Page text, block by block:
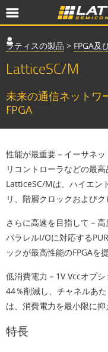
ラティスの製品 > FPGA及
LatticeSC/M
未来の通信ネットワ
FPGA
性能が最重要－イーサネ
リコントローラなどの最
LatticeSC/Mは、ハイエン
リ、階層クロックおよび
さらに高速を目指して－高
パラレルI/Oに対応する
ックが最高性能のFPGAを
低消費電力－1V Vccオプ
44％削減し、チャネルあ
は、消費電力を最小限に抑
特長